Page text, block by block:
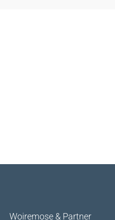
Woiremose & Partner